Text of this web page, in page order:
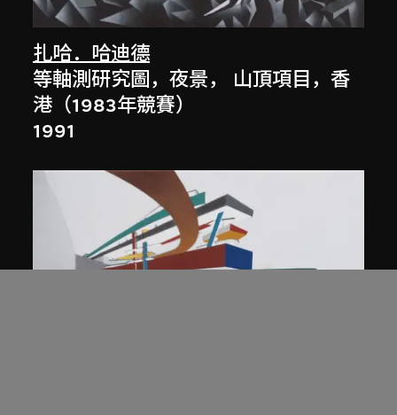
扎哈．哈迪德
等軸測研究圖，夜景， 山頂項目，香
港（1983年競賽）
1991